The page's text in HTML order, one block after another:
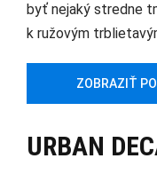
byť nejaký stredne
k ružovým
ZOBRAZIŤ
URBAN